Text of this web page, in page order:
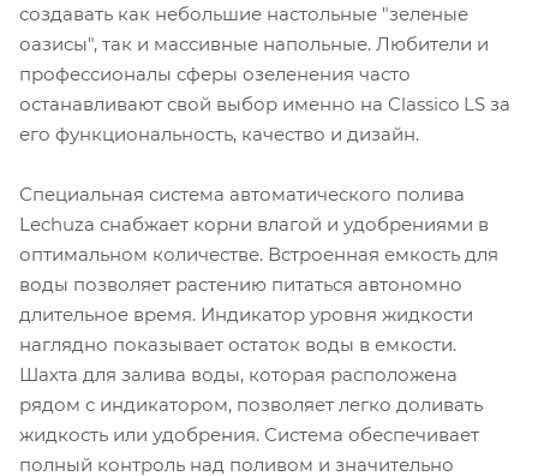
создавать как небольшие настольные "зеленые
оазисы", так и массивные напольные. Любители и
профессионалы сферы озеленения часто
останавливают свой выбор именно на Classico LS за
его функциональность, качество и дизайн.
Специальная система автоматического полива
Lechuza снабжает корни влагой и удобрениями в
оптимальном количестве. Встроенная емкость для
воды позволяет растению питаться автономно
длительное время. Индикатор уровня жидкости
наглядно показывает остаток воды в емкости.
Шахта для залива воды, которая расположена
рядом с индикатором, позволяет легко доливать
жидкость или удобрения. Система обеспечивает
полный контроль над поливом и значительно